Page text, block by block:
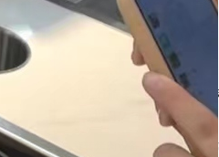
回转寿司开店设备痛点：找
饮人 随着国内餐饮行业智能...
2026旋转烤肉设备
解决门店安装痛点
旋转烤肉设备工程安装：行